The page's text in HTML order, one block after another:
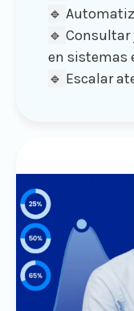
🔹
🔹
en sistemas
🔹 Escalar